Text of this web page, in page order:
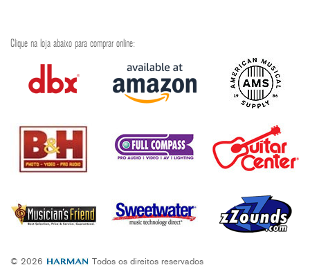
Clique na loja abaixo para comprar online:
© 2026 Todos os direitos reservados